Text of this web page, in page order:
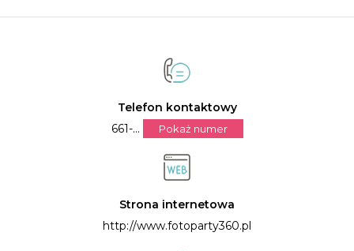
Telefon kontaktowy
661-...
Pokaż numer
Strona internetowa
http://www.fotoparty360.pl